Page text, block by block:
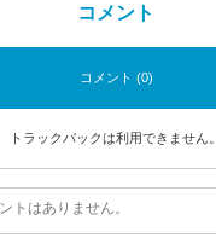
コメント
コメント (0)
トラックバックは利用できません。
トはありません。